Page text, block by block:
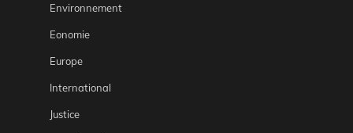
Environnement
Eonomie
Europe
International
Justice